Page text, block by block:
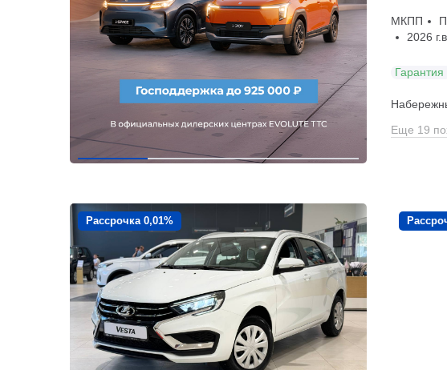
МКПП
2026 г.в.
Гарантия
Еще 19
Рассрочка 0,01%